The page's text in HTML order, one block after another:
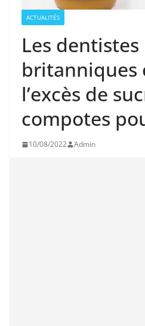
ACTUALITÉS
Les dentistes
britanniques
l’excès de
compotes
10/08/2022 Admin